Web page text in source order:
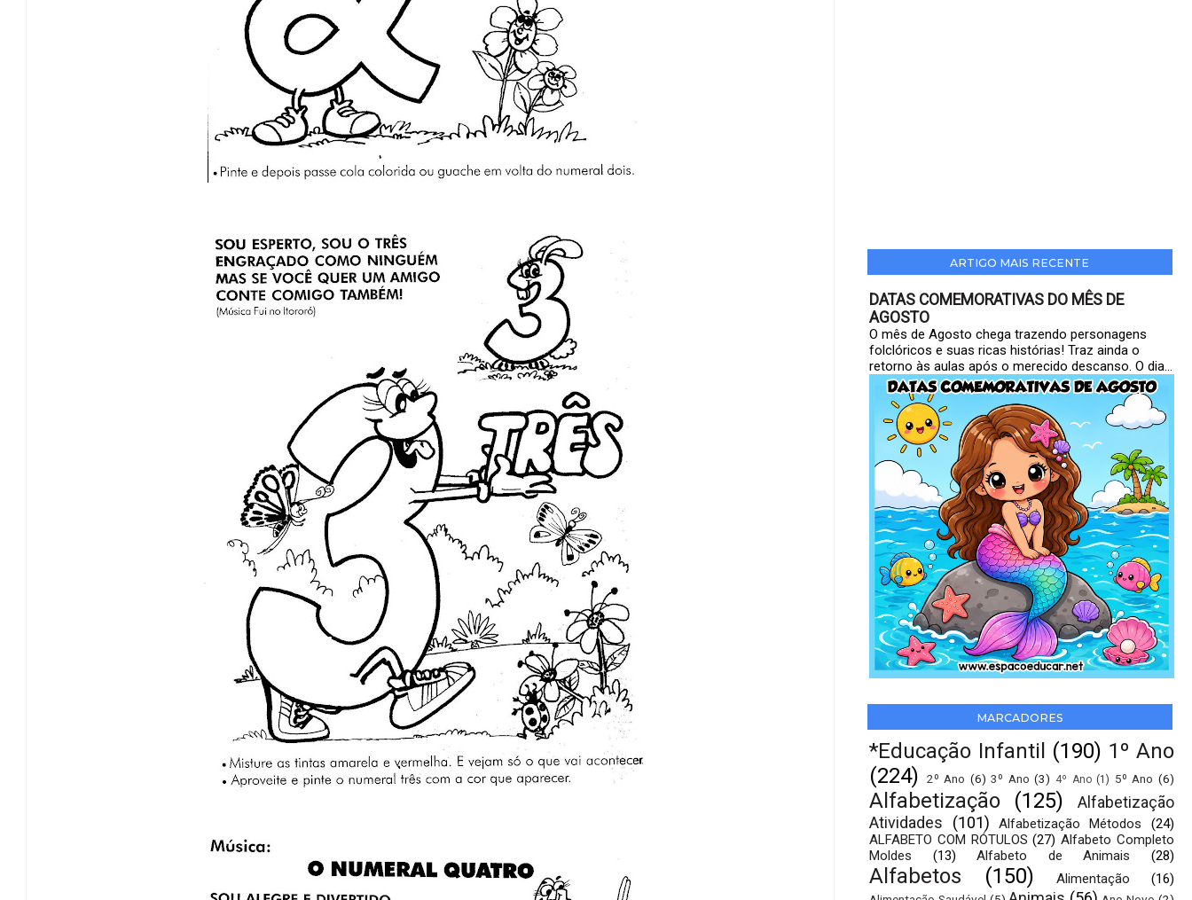
ARTIGO MAIS RECENTE
DATAS COMEMORATIVAS DO MÊS DE
AGOSTO
O mês de Agosto chega trazendo personagens
folclóricos e suas ricas histórias! Traz ainda o
retorno às aulas após o merecido descanso. O dia...
MARCADORES
*Educação Infantil (190) 1º Ano
(224)
2º Ano (6) 3º Ano (3) 4º Ano (1) 5º Ano (6)
Alfabetização (125)
Alfabetização
Atividades
(101) Alfabetização Métodos
(24)
ALFABETO COM RÓTULOS (27) Alfabeto Completo
Moldes
(13) Alfabeto de Animais (28)
Alfabetos (150) Alimentação (16)